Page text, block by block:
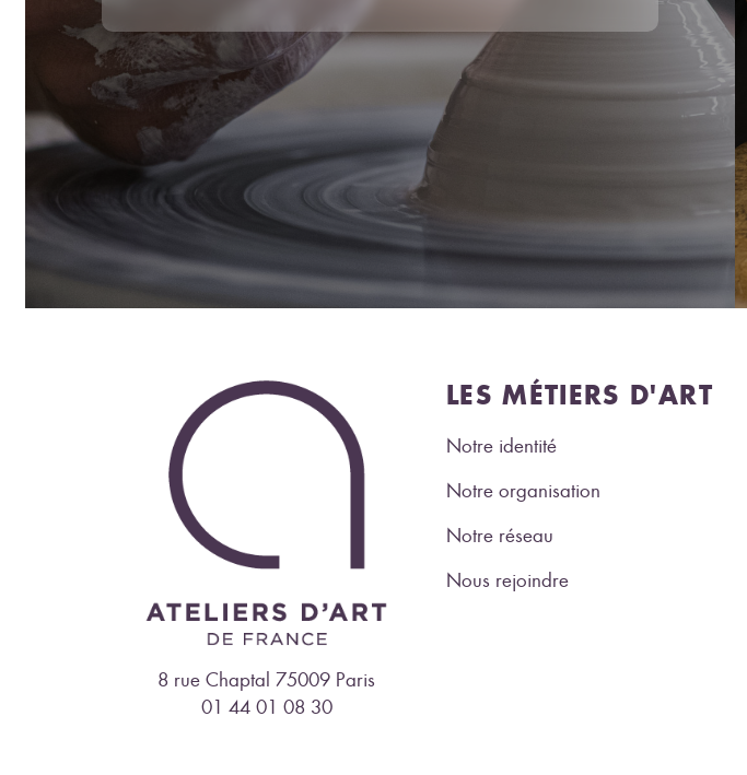
8 rue Chaptal 75009 Paris
01 44 01 08 30
LES MÉTIERS D'ART
Notre identité
Notre organisation
Notre réseau
Nous rejoindre